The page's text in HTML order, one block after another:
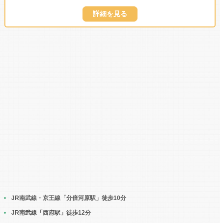
詳細を見る
JR南武線・京王線「分倍河原駅」徒歩10分
JR南武線「西府駅」徒歩12分